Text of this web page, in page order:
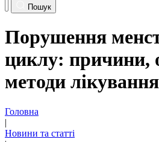
Пошук
Порушення
циклу: причини,
методи лікування
Головна
|
Новини та статті